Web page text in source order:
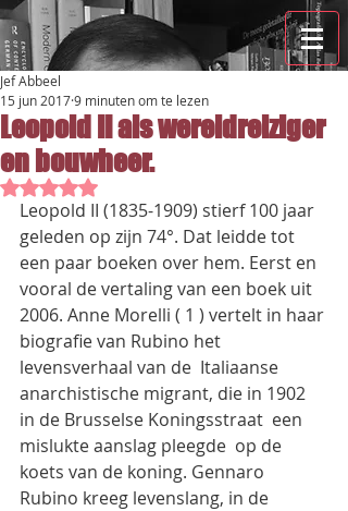
Leopold II als wereldreiziger
en bouwheer.
Jef Abbeel
15 jun 20179 minuten om te lezen
Beoordeeld met NaN uit 5 sterren.
Leopold II (1835-1909) stierf 100 jaar
geleden op zijn 74°. Dat leidde tot
een paar boeken over hem. Eerst en
vooral de vertaling van een boek uit
2006. Anne Morelli ( 1 ) vertelt in haar
biografie van Rubino het
levensverhaal van de  Italiaanse
anarchistische migrant, die in 1902
in de Brusselse Koningsstraat  een
mislukte aanslag pleegde  op de
koets van de koning. Gennaro
Rubino kreeg levenslang, in de